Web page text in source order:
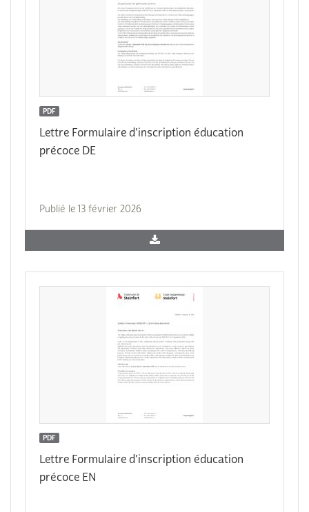
PDF
Lettre Formulaire d'inscription éducation
précoce DE
Publié le 13 février 2026
PDF
Lettre Formulaire d'inscription éducation
précoce EN